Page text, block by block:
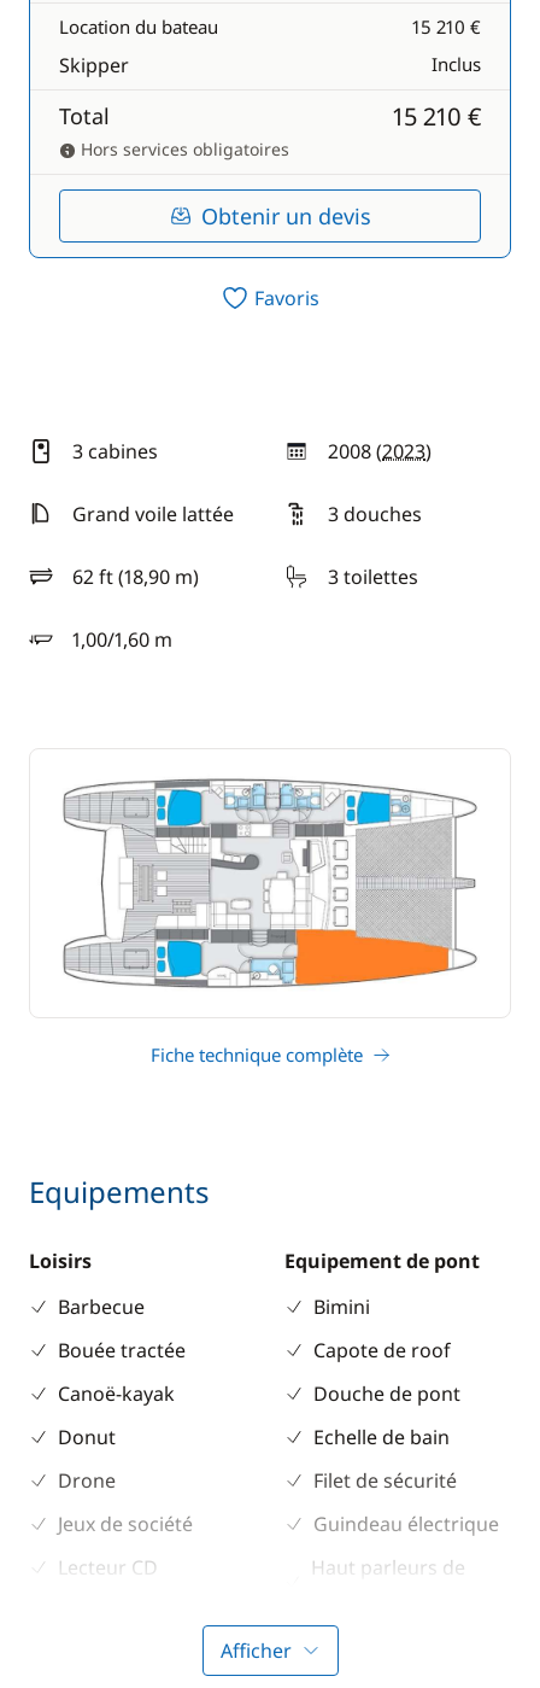
Location du bateau 15 210 €
Skipper Inclus
Total 15 210 €
Hors services obligatoires
Obtenir un devis
Favoris
3 cabines 2008 (2023)
année
Grand voile lattée
3 douches
62 ft (18,90 m)
longueur 3 toilettes
1,00/1,60 m
tirant d'eau
Fiche technique complète
Equipements
Loisirs
Barbecue
Bouée tractée
Canoë-kayak
Donut
Drone
Jeux de société
Lecteur CD
Equipement de pont
Bimini
Capote de roof
Douche de pont
Echelle de bain
Filet de sécurité
Guindeau électrique
Haut parleurs de
Afficher